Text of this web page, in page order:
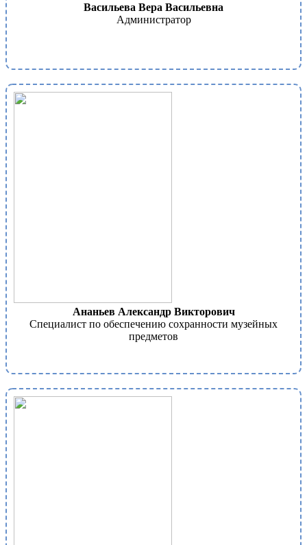
Васильева Вера Васильевна
Администратор
Ананьев Александр Викторович
Специалист по обеспечению сохранности музейных
предметов